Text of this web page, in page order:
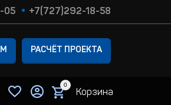
05 +7(727)292-18-58
РАСЧЁТ ПРОЕКТА
0
Корзина